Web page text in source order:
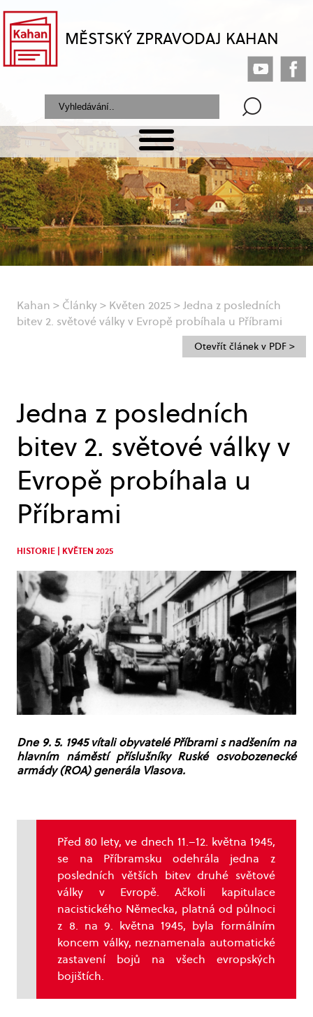
MĚSTSKÝ ZPRAVODAJ KAHAN
Kahan > Články> Květen 2025>Jedna z posledních
bitev 2. světové války v Evropě probíhala u Příbrami
Jedna z posledních
bitev 2. světové války v
Evropě probíhala u
Příbrami
HISTORIE | KVĚTEN 2025
Dne 9. 5. 1945 vítali obyvatelé Příbrami s nadšením na
hlavním náměstí příslušníky Ruské osvobozenecké
armády (ROA) generála Vlasova.
Před 80 lety, ve dnech 11.–12. května 1945,
se na Příbramsku odehrála jedna z
posledních větších bitev druhé světové
války v Evropě. Ačkoli kapitulace
nacistického Německa, platná od půlnoci
z 8. na 9. května 1945, byla formálním
koncem války, neznamenala automatické
zastavení bojů na všech evropských
bojištích.
Otevřít článek v PDF >